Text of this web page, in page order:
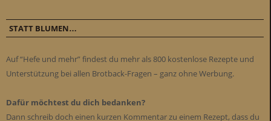
STATT BLUMEN…
Auf “Hefe und mehr” findest du mehr als 800 kostenlose Rezepte und
Unterstützung bei allen Brotback-Fragen – ganz ohne Werbung.
Dafür möchtest du dich bedanken?
Dann schreib doch einen kurzen Kommentar zu einem Rezept, dass du